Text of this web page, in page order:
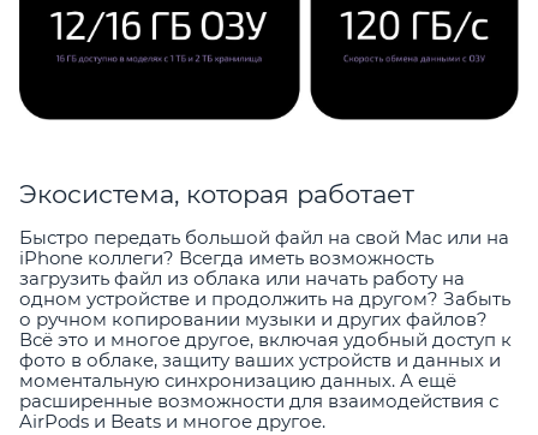
Экосистема, которая работает
Быстро передать большой файл на свой Mac или на
iPhone коллеги? Всегда иметь возможность
загрузить файл из облака или начать работу на
одном устройстве и продолжить на другом? Забыть
о ручном копировании музыки и других файлов?
Всё это и многое другое, включая удобный доступ к
фото в облаке, защиту ваших устройств и данных и
моментальную синхронизацию данных. А ещё
расширенные возможности для взаимодействия с
AirPods и Beats и многое другое.